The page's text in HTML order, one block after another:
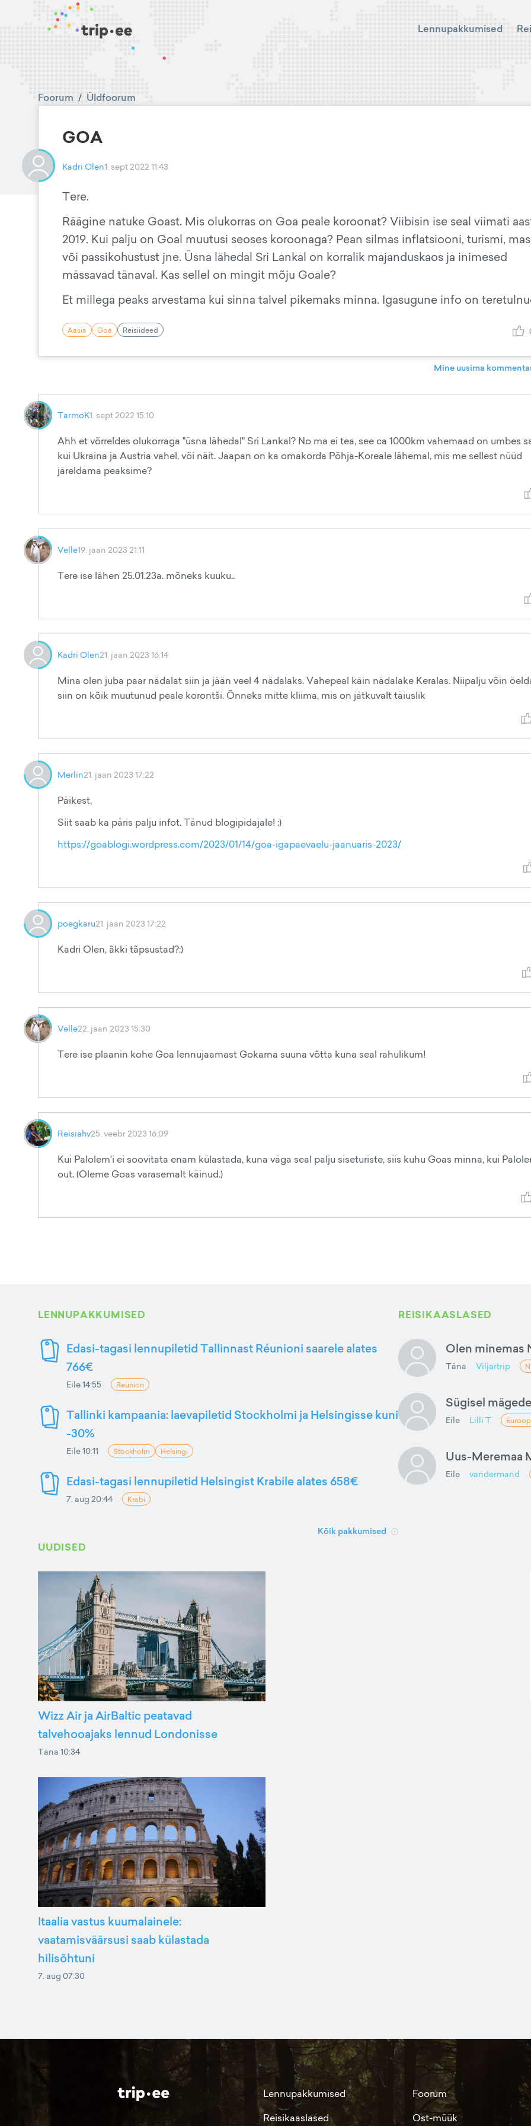
Lennupakkumised
Foorum / Üldfoorum
GOA
Kadri Olen1. sept 2022 11:43
Tere.
Räägine natuke Goast. Mis olukorras on Goa peale koroonat? Viibisin ise seal viimati
2019. Kui palju on Goal muutusi seoses koroonaga? Pean silmas inflatsiooni, turismi,
või passikohustust jne. Üsna lähedal Sri Lankal on korralik majanduskaos ja inimesed
mässavad tänaval. Kas sellel on mingit mõju Goale?
Et millega peaks arvestama kui sinna talvel pikemaks minna. Igasugune info on
Aasia Goa Reisiideed
Mine uusima
TarmoK1. sept 2022 15:10
Ahh et võrreldes olukorraga "üsna lähedal" Sri Lankal? No ma ei tea, see ca 1000km vahemaad on umbes
kui Ukraina ja Austria vahel, või näit. Jaapan on ka omakorda Põhja-Koreale lähemal, mis me sellest nüüd
järeldama peaksime?
Velle19. jaan 2023 21:11
Tere ise lähen 25.01.23a. mõneks kuuku..
Kadri Olen21. jaan 2023 16:14
Mina olen juba paar nädalat siin ja jään veel 4 nädalaks. Vahepeal käin nädalake Keralas. Niipalju võin
siin on kõik muutunud peale korontši. Õnneks mitte kliima, mis on jätkuvalt täiuslik
Merlin21. jaan 2023 17:22
Päikest,
Siit saab ka päris palju infot. Tänud blogipidajale! :)
https://goablogi.wordpress.com/2023/01/14/goa-igapaevaelu-jaanuaris-2023/
poegkaru21. jaan 2023 17:22
Kadri Olen, ãkki tãpsustad?:)
Velle22. jaan 2023 15:30
Tere ise plaanin kohe Goa lennujaamast Gokarna suuna võtta kuna seal rahulikum!
Reisiahv25. veebr 2023 16:09
Kui Palolem'i ei soovitata enam külastada, kuna väga seal palju siseturiste, siis kuhu Goas minna, kui
out. (Oleme Goas varasemalt käinud.)
LENNUPAKKUMISED
Edasi-tagasi lennupiletid Tallinnast Réunioni saarele alates
766€
Eile 14:55 Reunion
Tallinki kampaania: laevapiletid Stockholmi ja Helsingisse kuni
-30%
Eile 10:11 Stockholm Helsingi
Edasi-tagasi lennupiletid Helsingist Krabile alates 658€
7. aug 20:44 Krabi
Kõik pakkumised
REISIKAASLASED
Olen minemas
Täna Viljartrip
Sügisel
Eile Lilli T
Uus-Meremaa
Eile vandermand
UUDISED
Wizz Air ja AirBaltic peatavad
talvehooajaks lennud Londonisse
Täna 10:34
Itaalia vastus kuumalainele:
vaatamisväärsusi saab külastada
hilisõhtuni
7. aug 07:30
Lennupakkumised
Reisikaaslased
Foorum
Ost-müük